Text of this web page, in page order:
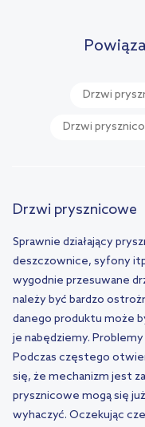
Drzwi
Drzwi
Drzwi prysznicowe
Sprawnie działający
deszczownice, syfony
wygodnie przesuwane
należy być bardzo
danego produktu może
je nabędziemy.
Podczas częstego
się, że mechanizm jest
prysznicowe mogą się
wyhaczyć. Oczekując